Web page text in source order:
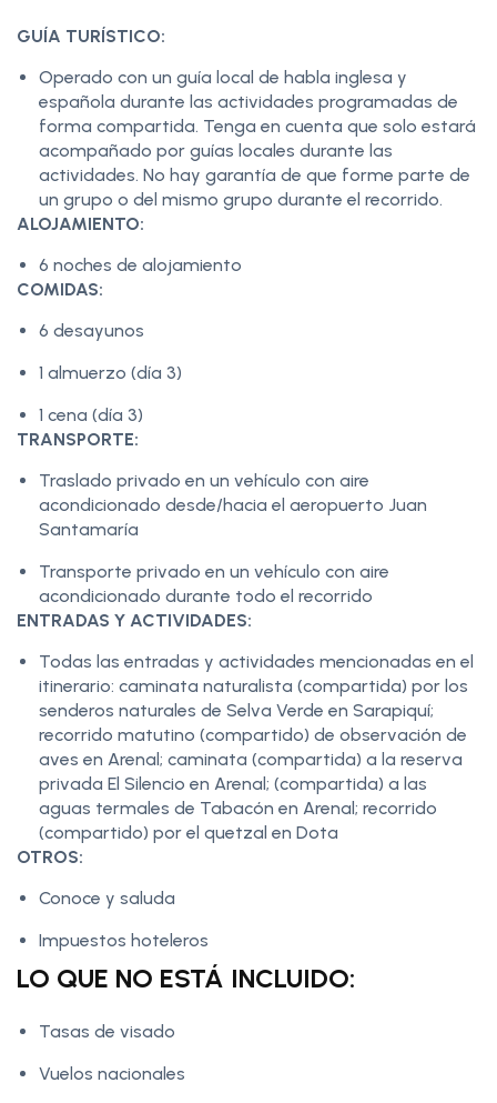
GUÍA TURÍSTICO:
Operado con un guía local de habla inglesa y
española durante las actividades programadas de
forma compartida. Tenga en cuenta que solo estará
acompañado por guías locales durante las
actividades. No hay garantía de que forme parte de
un grupo o del mismo grupo durante el recorrido.
ALOJAMIENTO:
6 noches de alojamiento
COMIDAS:
6 desayunos
1 almuerzo (día 3)
1 cena (día 3)
TRANSPORTE:
Traslado privado en un vehículo con aire
acondicionado desde/hacia el aeropuerto Juan
Santamaría
Transporte privado en un vehículo con aire
acondicionado durante todo el recorrido
ENTRADAS Y ACTIVIDADES:
Todas las entradas y actividades mencionadas en el
itinerario: caminata naturalista (compartida) por los
senderos naturales de Selva Verde en Sarapiquí;
recorrido matutino (compartido) de observación de
aves en Arenal; caminata (compartida) a la reserva
privada El Silencio en Arenal; (compartida) a las
aguas termales de Tabacón en Arenal; recorrido
(compartido) por el quetzal en Dota
OTROS:
Conoce y saluda
Impuestos hoteleros
LO QUE NO ESTÁ INCLUIDO:
Tasas de visado
Vuelos nacionales